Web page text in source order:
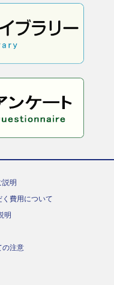
説明
費用について
明
の注意